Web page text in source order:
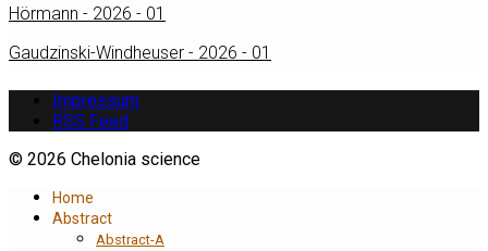
Hörmann - 2026 - 01
Gaudzinski-Windheuser - 2026 - 01
Impressum
RSS Feed
© 2026 Chelonia science
Home
Abstract
Abstract-A